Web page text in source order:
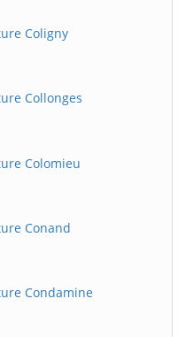
Coligny
Collonges
Colomieu
Conand
Condamine